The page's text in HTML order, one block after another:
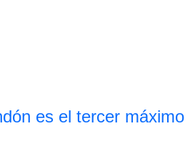
es el tercer máximo